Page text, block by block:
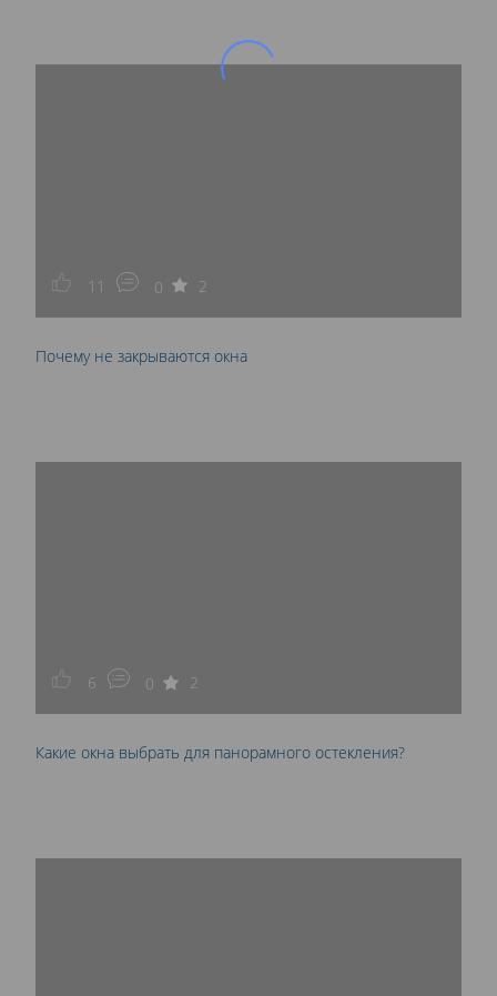
11 0 2
Почему не закрываются окна
6 0 2
Какие окна выбрать для панорамного остекления?